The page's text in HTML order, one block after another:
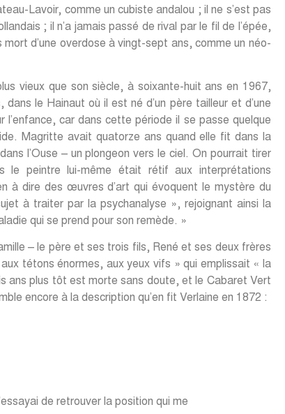
Lavoir, comme un cubiste andalou ; il ne s’est pas
; il n’a jamais passé de rival par le fil de l’épée,
d’une overdose à vingt-sept ans, comme un néo-
vieux que son siècle, à soixante-huit ans en 1967,
le Hainaut où il est né d’un père tailleur et d’une
car dans cette période il se passe quelque
Magritte avait quatorze ans quand elle fit dans la
l’Ouse – un plongeon vers le ciel. On pourrait tirer
peintre lui-même était rétif aux interprétations
à dire des œuvres d’art qui évoquent le mystère du
à traiter par la psychanalyse », rejoignant ainsi la
qui se prend pour son remède. »
– le père et ses trois fils, René et ses deux frères
tétons énormes, aux yeux vifs » qui emplissait « la
ans plus tôt est morte sans doute, et le Cabaret Vert
encore à la description qu’en fit Verlaine en 1872 :
de retrouver la position qui me